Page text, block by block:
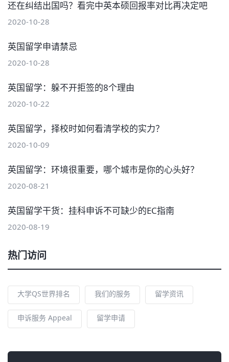
还在纠结出国吗？看完中英本硕回报率对比再决定吧
2020-10-28
英国留学申请禁忌
2020-10-28
英国留学：躲不开拒签的8个理由
2020-10-22
英国留学，择校时如何看清学校的实力？
2020-10-09
英国留学：环境很重要，哪个城市是你的心头好？
2020-08-21
英国留学干货：挂科申诉不可缺少的EC指南
2020-08-19
热门访问
大学QS世界排名 我们的服务 留学资讯
申诉服务 Appeal 留学申请